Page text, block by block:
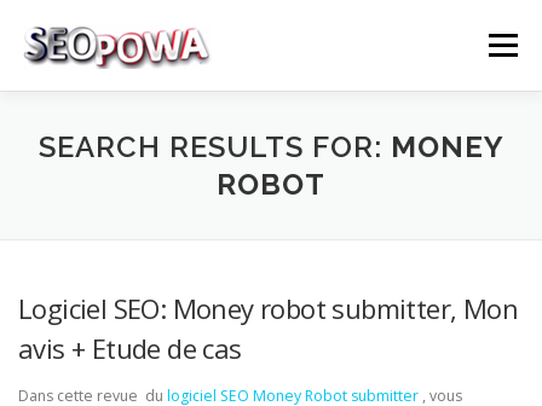
Menu
RÉFÉRENCEMENT MARKETING PLUS
SEARCH RESULTS FOR: MONEY
ROBOT
Logiciel SEO: Money robot submitter, Mon
avis + Etude de cas
Dans cette revue du logiciel SEO Money Robot submitter , vous